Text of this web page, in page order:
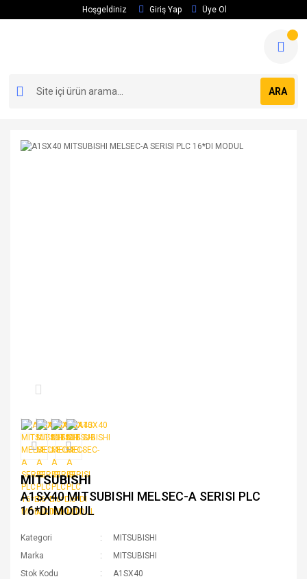
Hoşgeldiniz Giriş Yap Üye Ol
ARA
MITSUBISHI
A1SX40 MITSUBISHI MELSEC-A SERISI PLC
16*DI MODUL
Kategori
MITSUBISHI
Marka
MITSUBISHI
Stok Kodu
A1SX40